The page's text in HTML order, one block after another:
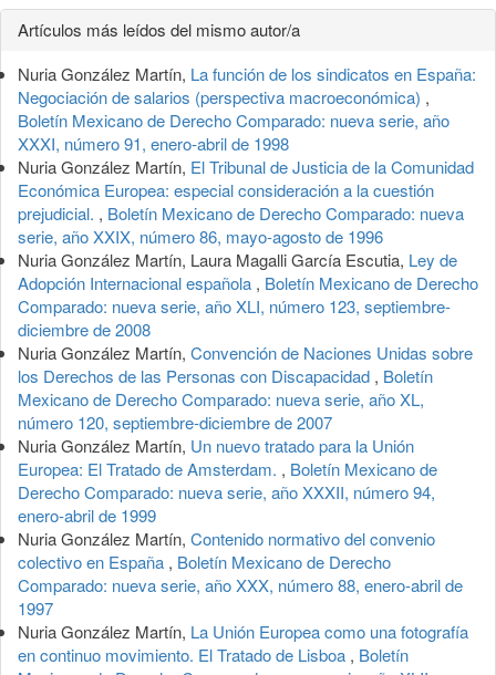
Detalles
del
artículo
Artículos más leídos del mismo autor/a
Nuria González Martín, La función de los sindicatos en España:
Negociación de salarios (perspectiva macroeconómica) ,
Boletín Mexicano de Derecho Comparado: nueva serie, año
XXXI, número 91, enero-abril de 1998
Nuria González Martín, El Tribunal de Justicia de la Comunidad
Económica Europea: especial consideración a la cuestión
prejudicial. , Boletín Mexicano de Derecho Comparado: nueva
serie, año XXIX, número 86, mayo-agosto de 1996
Nuria González Martín, Laura Magalli García Escutia, Ley de
Adopción Internacional española , Boletín Mexicano de Derecho
Comparado: nueva serie, año XLI, número 123, septiembre-
diciembre de 2008
Nuria González Martín, Convención de Naciones Unidas sobre
los Derechos de las Personas con Discapacidad , Boletín
Mexicano de Derecho Comparado: nueva serie, año XL,
número 120, septiembre-diciembre de 2007
Nuria González Martín, Un nuevo tratado para la Unión
Europea: El Tratado de Amsterdam. , Boletín Mexicano de
Derecho Comparado: nueva serie, año XXXII, número 94,
enero-abril de 1999
Nuria González Martín, Contenido normativo del convenio
colectivo en España , Boletín Mexicano de Derecho
Comparado: nueva serie, año XXX, número 88, enero-abril de
1997
Nuria González Martín, La Unión Europea como una fotografía
en continuo movimiento. El Tratado de Lisboa , Boletín